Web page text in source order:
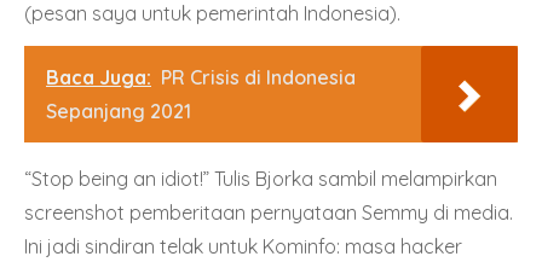
(pesan saya untuk pemerintah Indonesia).
Baca Juga: PR Crisis di Indonesia
Sepanjang 2021
“Stop being an idiot!” Tulis Bjorka sambil melampirkan
screenshot pemberitaan pernyataan Semmy di media.
Ini jadi sindiran telak untuk Kominfo: masa hacker